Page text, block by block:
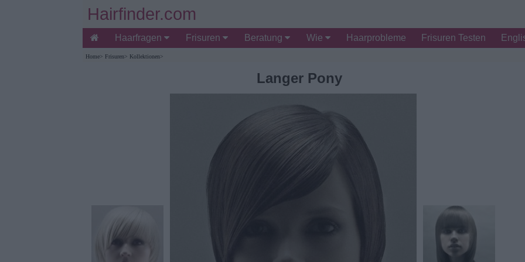
Hairfinder.com
Haarfragen Frisuren Beratung Wie Haarprobleme Frisuren Testen
Home> Frisuren> Kollektionen>
Langer Pony